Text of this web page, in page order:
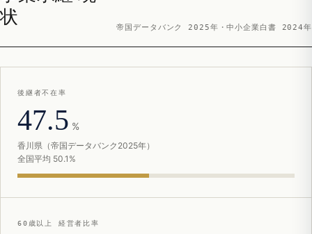
状
帝国データバンク 2025年・中小企業白書 2024年
後継者不在率
47.5 %
香川県（帝国データバンク2025年）
全国平均 50.1%
60歳以上 経営者比率